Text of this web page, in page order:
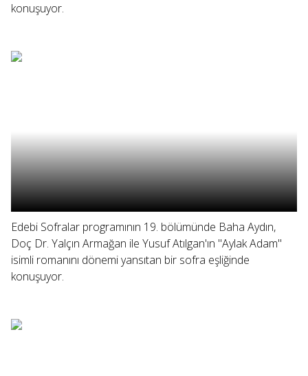
konuşuyor.
Edebi Sofralar programının 19. bölümünde Baha Aydın,
Doç Dr. Yalçın Armağan ile Yusuf Atılgan'ın "Aylak Adam"
isimli romanını dönemi yansıtan bir sofra eşliğinde
konuşuyor.